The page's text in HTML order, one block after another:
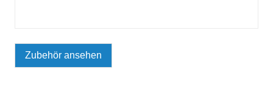
Zubehör ansehen